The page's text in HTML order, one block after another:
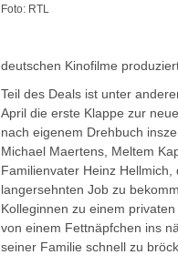
Foto: RTL
deutschen Kinofilme
Teil des Deals ist unter
April die erste Klappe zur
nach eigenem Drehbuch
Michael Maertens, Meltem
Familienvater Heinz
langersehnten Job zu
Kolleginnen zu einem
von einem Fettnäpfchen ins
seiner Familie schnell zu